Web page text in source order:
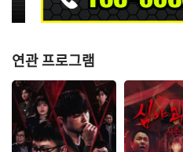
연관 프로그램